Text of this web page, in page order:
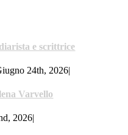
e scrittrice
24th, 2026|
Varvello
2026|